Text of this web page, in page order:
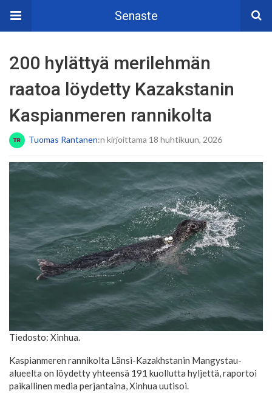
Senaste
200 hylättyä merilehmän
raatoa löydetty Kazakstanin
Kaspianmeren rannikolta
Tuomas Rantanen:n kirjoittama 18 huhtikuun, 2026
Tiedosto: Xinhua.
Kaspianmeren rannikolta Länsi-Kazakhstanin Mangystau-
alueelta on löydetty yhteensä 191 kuollutta hyljettä, raportoi
paikallinen media perjantaina, Xinhua uutisoi.